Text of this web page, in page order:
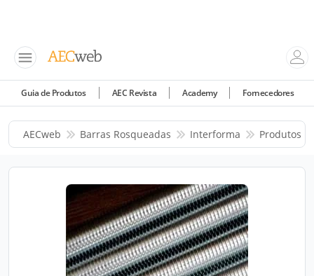
Guia de Produtos AEC Revista Academy Fornecedores
AECweb Barras Rosqueadas Interforma Produtos